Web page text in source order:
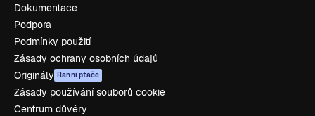
Dokumentace
Podpora
Podmínky použití
Zásady ochrany osobních údajů
Originály Ranní ptáče
Zásady používání souborů cookie
Centrum důvěry